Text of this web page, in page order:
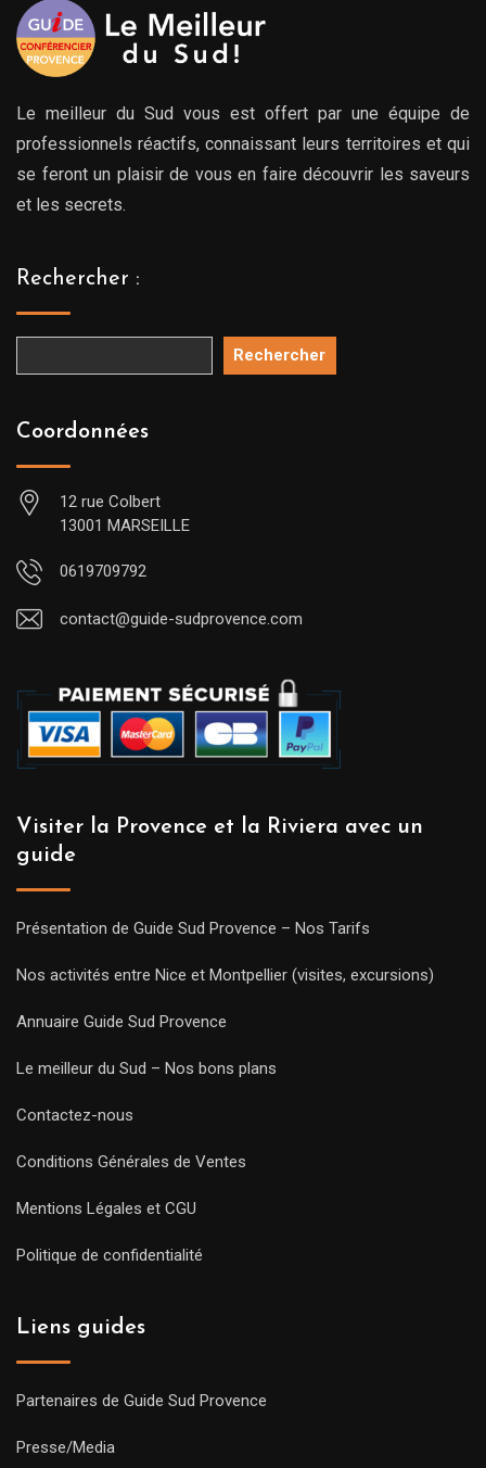
Le meilleur du Sud vous est offert par une équipe de
professionnels réactifs, connaissant leurs territoires et qui
se feront un plaisir de vous en faire découvrir les saveurs
et les secrets.
Rechercher :
Rechercher
Coordonnées
12 rue Colbert
13001 MARSEILLE
0619709792
contact@guide-sudprovence.com
Visiter la Provence et la Riviera avec un
guide
Présentation de Guide Sud Provence – Nos Tarifs
Nos activités entre Nice et Montpellier (visites, excursions)
Annuaire Guide Sud Provence
Le meilleur du Sud – Nos bons plans
Contactez-nous
Conditions Générales de Ventes
Mentions Légales et CGU
Politique de confidentialité
Liens guides
Partenaires de Guide Sud Provence
Presse/Media